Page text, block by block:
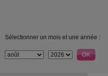
Sélectionner un mois et une année :